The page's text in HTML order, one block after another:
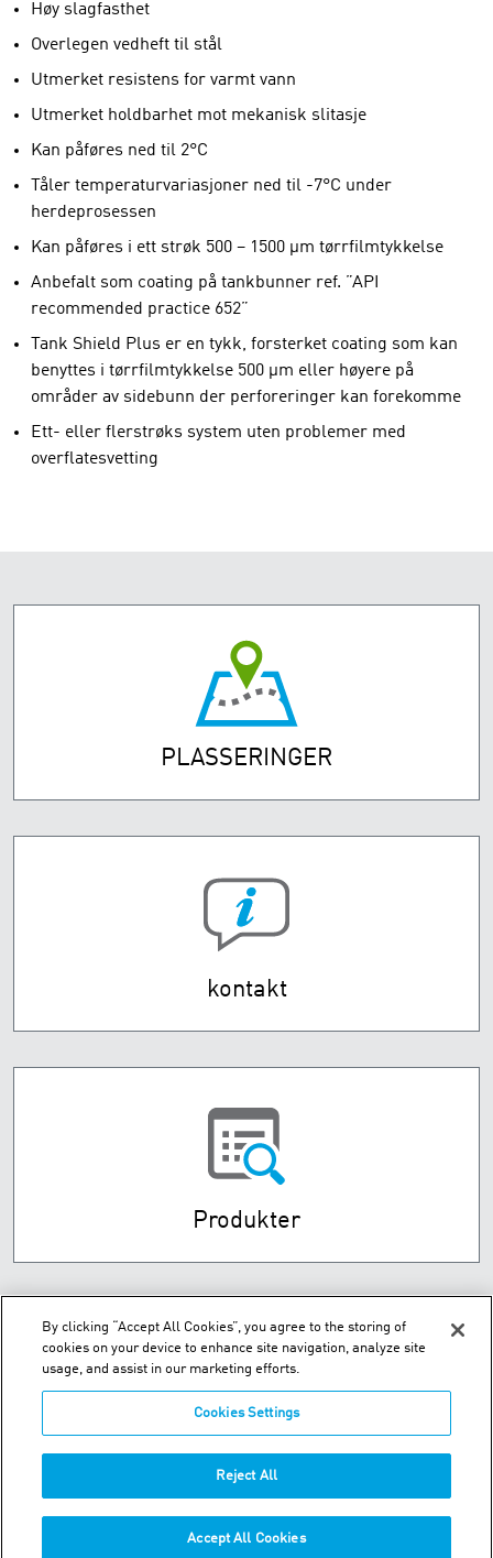
Høy slagfasthet
Overlegen vedheft til stål
Utmerket resistens for varmt vann
Utmerket holdbarhet mot mekanisk slitasje
Kan påføres ned til 2°C
Tåler temperaturvariasjoner ned til -7°C under
herdeprosessen
Kan påføres i ett strøk 500 – 1500 µm tørrfilmtykkelse
Anbefalt som coating på tankbunner ref. ”API
recommended practice 652”
Tank Shield Plus er en tykk, forsterket coating som kan
benyttes i tørrfilmtykkelse 500 µm eller høyere på
områder av sidebunn der perforeringer kan forekomme
Ett- eller flerstrøks system uten problemer med
overflatesvetting
PLASSERINGER
kontakt
Produkter
Husebysletta 7 P.O. Box 593 - N-3412 Lierstranda
Telefon:+47-32-85-73-00
By clicking “Accept All Cookies”, you agree to the storing of
cookies on your device to enhance site navigation, analyze site
usage, and assist in our marketing efforts.
Cookies Settings
Reject All
Accept All Cookies